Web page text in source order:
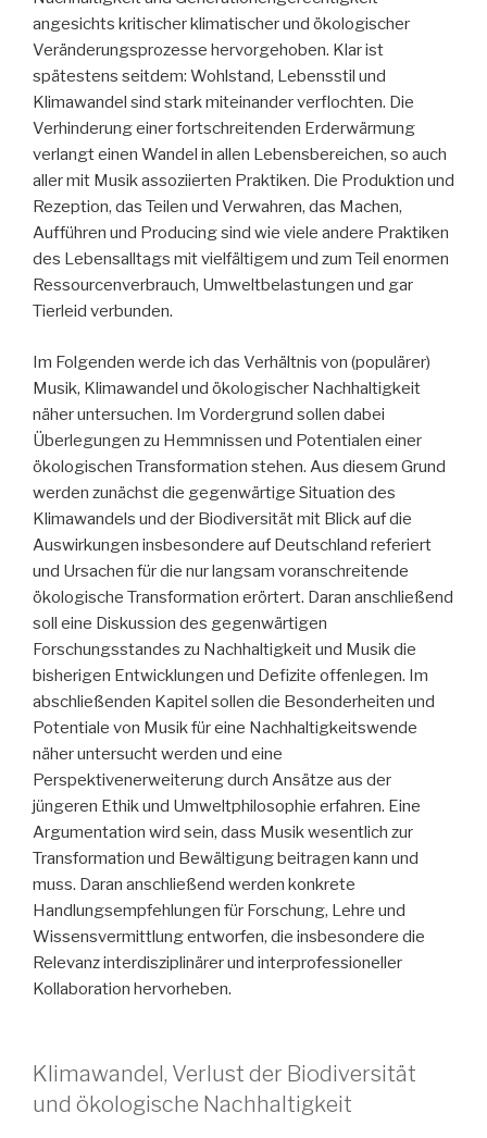
angesichts kritischer klimatischer und ökologischer
Veränderungsprozesse hervorgehoben. Klar ist
spätestens seitdem: Wohlstand, Lebensstil und
Klimawandel sind stark miteinander verflochten. Die
Verhinderung einer fortschreitenden Erderwärmung
verlangt einen Wandel in allen Lebensbereichen, so auch
aller mit Musik assoziierten Praktiken. Die Produktion und
Rezeption, das Teilen und Verwahren, das Machen,
Aufführen und Producing sind wie viele andere Praktiken
des Lebensalltags mit vielfältigem und zum Teil enormen
Ressourcenverbrauch, Umweltbelastungen und gar
Tierleid verbunden.
Im Folgenden werde ich das Verhältnis von (populärer)
Musik, Klimawandel und ökologischer Nachhaltigkeit
näher untersuchen. Im Vordergrund sollen dabei
Überlegungen zu Hemmnissen und Potentialen einer
ökologischen Transformation stehen. Aus diesem Grund
werden zunächst die gegenwärtige Situation des
Klimawandels und der Biodiversität mit Blick auf die
Auswirkungen insbesondere auf Deutschland referiert
und Ursachen für die nur langsam voranschreitende
ökologische Transformation erörtert. Daran anschließend
soll eine Diskussion des gegenwärtigen
Forschungsstandes zu Nachhaltigkeit und Musik die
bisherigen Entwicklungen und Defizite offenlegen. Im
abschließenden Kapitel sollen die Besonderheiten und
Potentiale von Musik für eine Nachhaltigkeitswende
näher untersucht werden und eine
Perspektivenerweiterung durch Ansätze aus der
jüngeren Ethik und Umweltphilosophie erfahren. Eine
Argumentation wird sein, dass Musik wesentlich zur
Transformation und Bewältigung beitragen kann und
muss. Daran anschließend werden konkrete
Handlungsempfehlungen für Forschung, Lehre und
Wissensvermittlung entworfen, die insbesondere die
Relevanz interdisziplinärer und interprofessioneller
Kollaboration hervorheben.
Klimawandel, Verlust der Biodiversität
und ökologische Nachhaltigkeit